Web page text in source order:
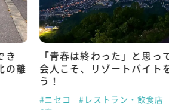
き
の離
「青春は終わった」と思っ
会人こそ、リゾートバイト
う！
#ニセコ
#レストラン・飲食店